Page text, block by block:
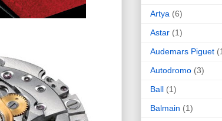
Artya (6)
Astar (1)
Audemars Piguet
Autodromo (3)
Ball (1)
Balmain (1)